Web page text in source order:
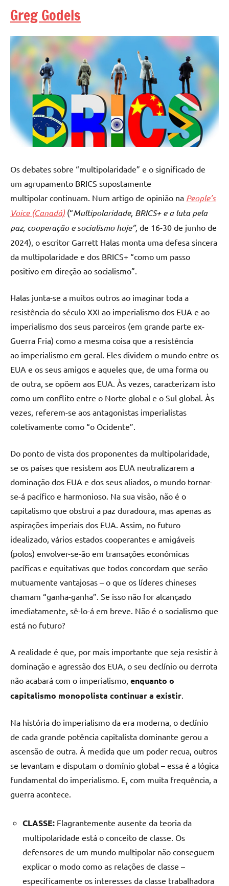
Greg Godels
Os debates sobre “multipolaridade” e o significado de
um agrupamento BRICS supostamente
multipolar continuam. Num artigo de opinião na People’s
Voice (Canadá) (“Multipolaridade, BRICS+ e a luta pela
paz, cooperação e socialismo hoje”, de 16-30 de junho de
2024), o escritor Garrett Halas monta uma defesa sincera
da multipolaridade e dos BRICS+ “como um passo
positivo em direção ao socialismo”.
Halas junta-se a muitos outros ao imaginar toda a
resistência do século XXI ao imperialismo dos EUA e ao
imperialismo dos seus parceiros (em grande parte ex-
Guerra Fria) como a mesma coisa que a resistência
ao imperialismo em geral. Eles dividem o mundo entre os
EUA e os seus amigos e aqueles que, de uma forma ou
de outra, se opõem aos EUA. Às vezes, caracterizam isto
como um conflito entre o Norte global e o Sul global. Às
vezes, referem-se aos antagonistas imperialistas
coletivamente como “o Ocidente”.
Do ponto de vista dos proponentes da multipolaridade,
se os países que resistem aos EUA neutralizarem a
dominação dos EUA e dos seus aliados, o mundo tornar-
se-á pacífico e harmonioso. Na sua visão, não é o
capitalismo que obstrui a paz duradoura, mas apenas as
aspirações imperiais dos EUA. Assim, no futuro
idealizado, vários estados cooperantes e amigáveis
(polos) envolver-se-ão em transações económicas
pacíficas e equitativas que todos concordam que serão
mutuamente vantajosas – o que os líderes chineses
chamam “ganha-ganha”. Se isso não for alcançado
imediatamente, sê-lo-á em breve. Não é o socialismo que
está no futuro?
A realidade é que, por mais importante que seja resistir à
dominação e agressão dos EUA, o seu declínio ou derrota
não acabará com o imperialismo, enquanto o
capitalismo monopolista continuar a existir
Na história do imperialismo da era moderna, o declínio
de cada grande potência capitalista dominante gerou a
ascensão de outra. À medida que um poder recua, outros
se levantam e disputam o domínio global – essa é a lógica
fundamental do imperialismo. E, com muita frequência, a
guerra acontece.
CLASSE: Flagrantemente ausente da teoria da
multipolaridade está o conceito de classe. Os
defensores de um mundo multipolar não conseguem
explicar o modo como as relações de classe –
especificamente os interesses da classe trabalhadora